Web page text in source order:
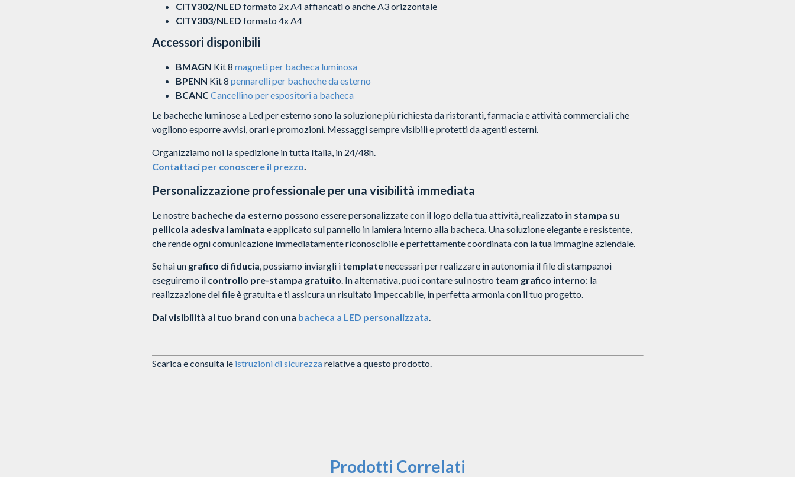
CITY302/NLED formato 2x A4 affiancati o anche A3 orizzontale
CITY303/NLED formato 4x A4
Accessori disponibili
BMAGN Kit 8 magneti per bacheca luminosa
BPENN Kit 8 pennarelli per bacheche da esterno
BCANCCancellino per espositori a bacheca
Le bacheche luminose a Led per esterno sono la soluzione più richiesta da ristoranti, farmacia e attività commerciali che
vogliono esporre avvisi, orari e promozioni. Messaggi sempre visibili e protetti da agenti esterni.
Organizziamo noi la spedizione in tutta Italia, in 24/48h.
Contattaci per conoscere il prezzo
Personalizzazione professionale per una visibilità immediata
Le nostre bacheche da esterno possono essere personalizzate con il logo della tua attività, realizzato in stampa su
pellicola adesiva laminata e applicato sul pannello in lamiera interno alla bacheca. Una soluzione elegante e resistente,
che rende ogni comunicazione immediatamente riconoscibile e perfettamente coordinata con la tua immagine aziendale.
Se hai un grafico di fiducia, possiamo inviargli i templatenecessari per realizzare in autonomia il file di stampa:noi
eseguiremo il controllo pre-stampa gratuito. In alternativa, puoi contare sul nostro team grafico interno: la
realizzazione del file è gratuita e ti assicura un risultato impeccabile, in perfetta armonia con il tuo progetto.
Dai visibilità al tuo brand con una bacheca a LED personalizzata
Scarica e consulta le istruzioni di sicurezzarelative a questo prodotto.
Prodotti Correlati